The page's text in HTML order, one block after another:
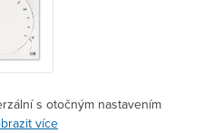
s otočným nastavením
více